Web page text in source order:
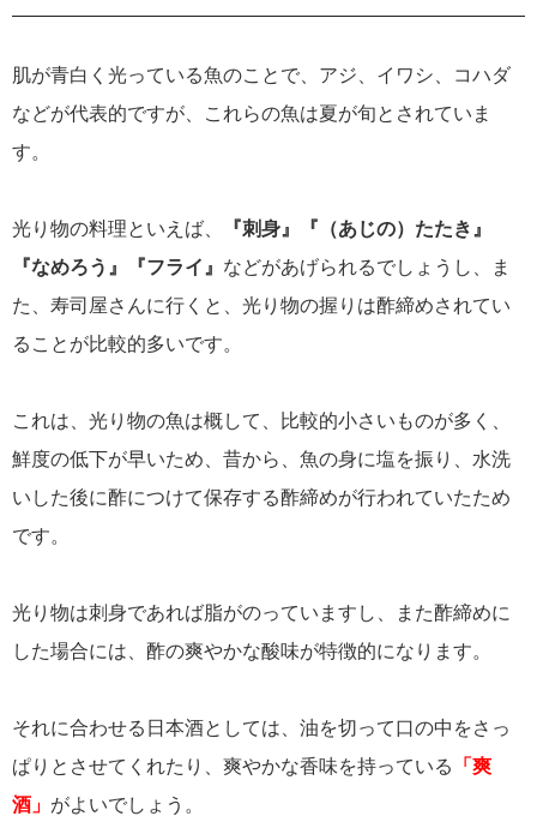
肌が青白く光っている魚のことで、アジ、イワシ、コハダ
などが代表的ですが、これらの魚は夏が旬とされていま
す。
光り物の料理といえば、
『刺身』『（あじの）たたき』
『なめろう』『フライ』 などがあげられるでしょうし、ま
た、寿司屋さんに行くと、光り物の握りは酢締めされてい
ることが比較的多いです。
これは、光り物の魚は概して、比較的小さいものが多く、
鮮度の低下が早いため、昔から、魚の身に塩を振り、水洗
いした後に酢につけて保存する酢締めが行われていたため
です。
光り物は刺身であれば脂がのっていますし、また酢締めに
した場合には、酢の爽やかな酸味が特徴的になります。
それに合わせる日本酒としては、油を切って口の中をさっ
ぱりとさせてくれたり、爽やかな香味を持っている
「爽
酒」 がよいでしょう。